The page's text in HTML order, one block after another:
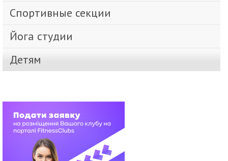
Спортивные секции
Йога студии
Детям